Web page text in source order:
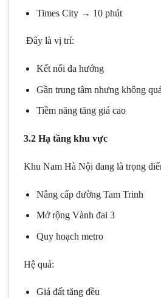
Times City → 10 phút
Đây là vị trí:
Kết nối đa hướng
Gần trung tâm nhưng không
Tiềm năng tăng giá cao
3.2 Hạ tầng khu vực
Khu Nam Hà Nội đang là trọng
Nâng cấp đường Tam Trinh
Mở rộng Vành đai 3
Quy hoạch metro
Hệ quả:
Giá đất tăng đều